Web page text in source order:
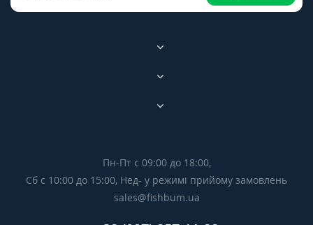
Пн-Пт с 09:00 до 18:00,
Сб с 10:00 до 15:00, Нед- у режимі прийому замовлень
sales@fishbum.ua